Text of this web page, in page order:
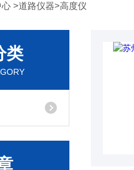
心 >道路仪器>高度仪
类